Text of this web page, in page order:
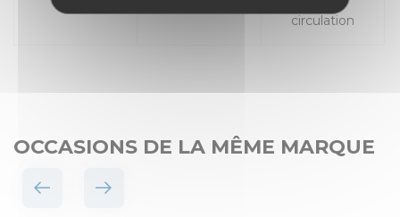
circulation
OCCASIONS DE LA MÊME MARQUE